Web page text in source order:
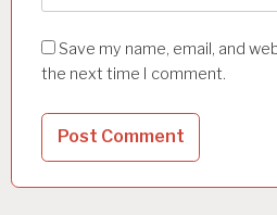
Save my name, email, and
the next time I comment.